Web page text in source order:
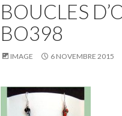
BOUCLES
BO398
IMAGE 6 NOVEMBRE 2015